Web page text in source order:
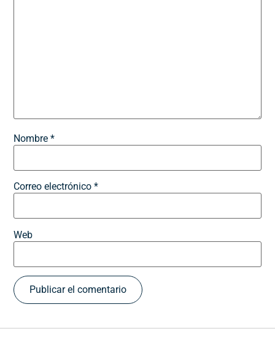
Nombre*
Correo electrónico*
Web